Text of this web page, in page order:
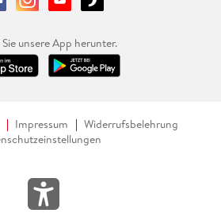
unsere App herunter.
Impressum
Widerrufsbelehrung